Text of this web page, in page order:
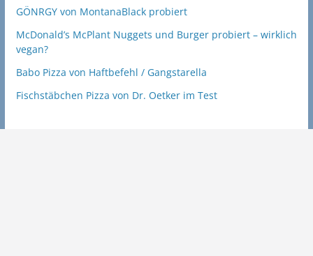
GÖNRGY von MontanaBlack probiert
McDonald’s McPlant Nuggets und Burger probiert – wirklich
vegan?
Babo Pizza von Haftbefehl / Gangstarella
Fischstäbchen Pizza von Dr. Oetker im Test